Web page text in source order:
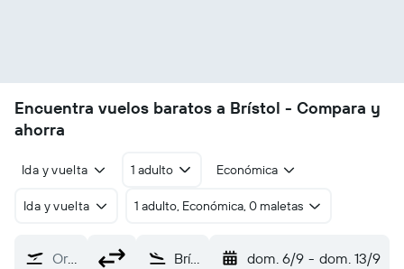
Encuentra vuelos baratos a Brístol - Compara y
ahorra
Ida y vuelta 1 adulto Económica
Ida y vuelta 1 adulto, Económica, 0 maletas
Origen Brístol (BRS) dom. 6/9 - dom. 13/9